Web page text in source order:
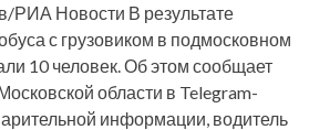
РИА Новости В результате
с грузовиком в подмосковном
10 человек. Об этом сообщает
области в Telegram-
информации, водитель